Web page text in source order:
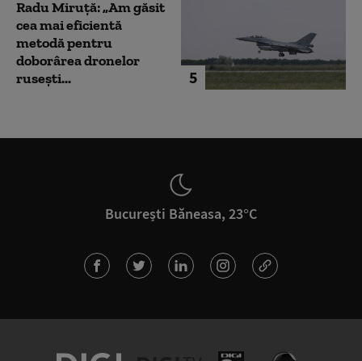
5
Radu Miruță: „Am găsit
cea mai eficientă
metodă pentru
doborârea dronelor
rusești...
București Băneasa, 23°C